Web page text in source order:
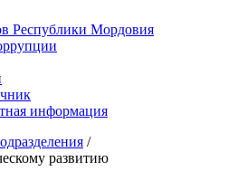
Республики Мордовия
информация
/
развитию